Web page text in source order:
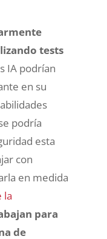
tests
IA podrían
en su
podría
esta
con
en medida
la
para
de